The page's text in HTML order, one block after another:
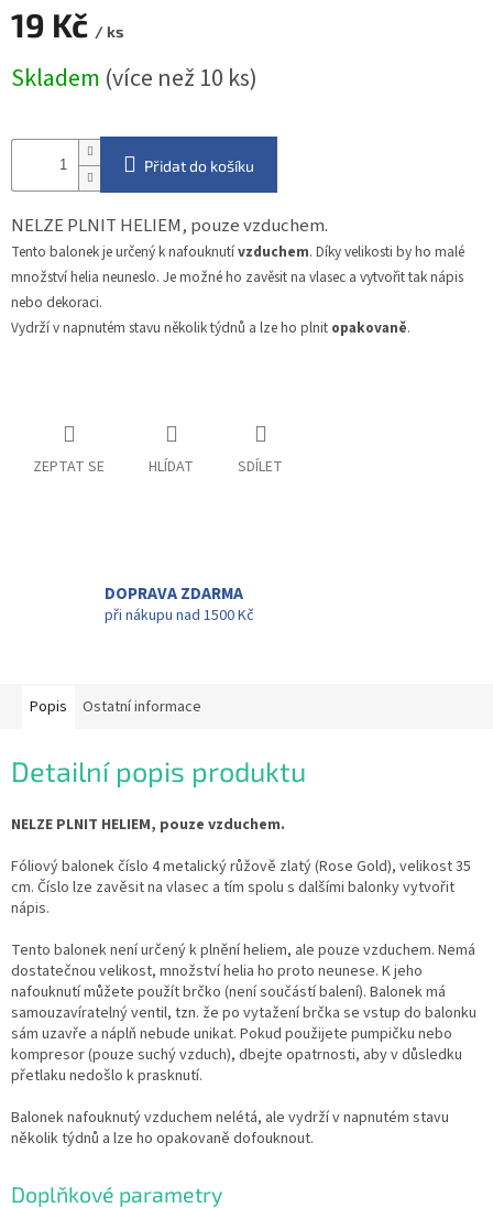
19 Kč / ks
cena:
Skladem (více než 10 ks)
Přidat do košíku
NELZE PLNIT HELIEM, pouze vzduchem.
Tento balonek je určený k nafouknutívzduchem. Díky velikosti by ho malé
množství helia neuneslo. Je možné ho zavěsit na vlasec a vytvořit tak nápis
nebo dekoraci.
Vydrží v napnutém stavu několik týdnů a lze ho plnit opakovaně.
ZEPTAT SE HLÍDAT SDÍLET
DOPRAVA ZDARMA
při nákupu nad 1500 Kč
Popis Ostatní informace
Detailní popis produktu
NELZE PLNIT HELIEM, pouze vzduchem.
Fóliový balonek číslo 4 metalický růžově zlatý (Rose Gold), velikost 35
cm. Číslo lze zavěsit na vlasec a tím spolu s dalšími balonky vytvořit
nápis.
Tento balonek není určený k plnění heliem, ale pouze vzduchem. Nemá
dostatečnou velikost, množství helia ho proto neunese. K jeho
nafouknutí můžete použít brčko (není součástí balení). Balonek má
samouzavíratelný ventil, tzn. že po vytažení brčka se vstup do balonku
sám uzavře a náplň nebude unikat. Pokud použijete pumpičku nebo
kompresor (pouze suchý vzduch), dbejte opatrnosti, aby v důsledku
přetlaku nedošlo k prasknutí.
Balonek nafouknutý vzduchem nelétá, ale vydrží v napnutém stavu
několik týdnů a lze ho opakovaně dofouknout.
Doplňkové parametry